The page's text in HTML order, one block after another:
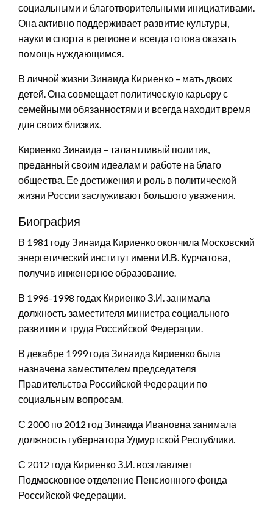
социальными и благотворительными инициативами.
Она активно поддерживает развитие культуры,
науки и спорта в регионе и всегда готова оказать
помощь нуждающимся.
В личной жизни Зинаида Кириенко – мать двоих
детей. Она совмещает политическую карьеру с
семейными обязанностями и всегда находит время
для своих близких.
Кириенко Зинаида – талантливый политик,
преданный своим идеалам и работе на благо
общества. Ее достижения и роль в политической
жизни России заслуживают большого уважения.
Биография
В 1981 году Зинаида Кириенко окончила Московский
энергетический институт имени И.В. Курчатова,
получив инженерное образование.
В 1996-1998 годах Кириенко З.И. занимала
должность заместителя министра социального
развития и труда Российской Федерации.
В декабре 1999 года Зинаида Кириенко была
назначена заместителем председателя
Правительства Российской Федерации по
социальным вопросам.
С 2000 по 2012 год Зинаида Ивановна занимала
должность губернатора Удмуртской Республики.
С 2012 года Кириенко З.И. возглавляет
Подмосковное отделение Пенсионного фонда
Российской Федерации.